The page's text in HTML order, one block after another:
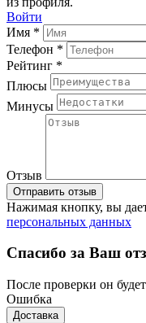
Войти
Имя *
Телефон *
Рейтинг *
Плюсы
Минусы
Отзыв
Отправить отзыв
Нажимая кнопку, вы
персональных данных
Спасибо за Ваш
После проверки он
Ошибка
Доставка